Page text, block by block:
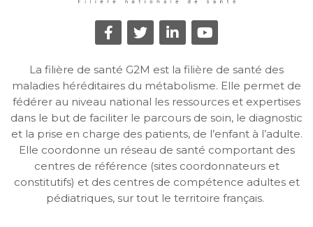
La filière de santé G2M est la filière de santé des
maladies héréditaires du métabolisme. Elle permet de
fédérer au niveau national les ressources et expertises
dans le but de faciliter le parcours de soin, le diagnostic
et la prise en charge des patients, de l’enfant à l’adulte.
Elle coordonne un réseau de santé comportant des
centres de référence (sites coordonnateurs et
constitutifs) et des centres de compétence adultes et
pédiatriques, sur tout le territoire français.